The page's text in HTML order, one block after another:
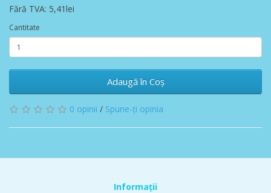
Fără TVA: 5,41lei
Cantitate
Adaugă în Coş
0 opinii / Spune-ţi opinia
Informaţii